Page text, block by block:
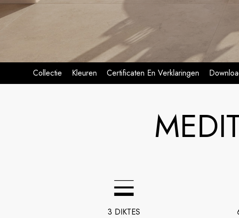
Collectie Kleuren Certificaten En Verklaringen
3 DIKTES